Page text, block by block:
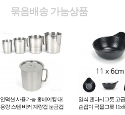
묶음배송 가능상품
인덕션 사용가능 홈베이킹 대
용량 스텐 비커 계량컵 눈금컵
일식 덴다시그릇 고
손잡이 국물그릇